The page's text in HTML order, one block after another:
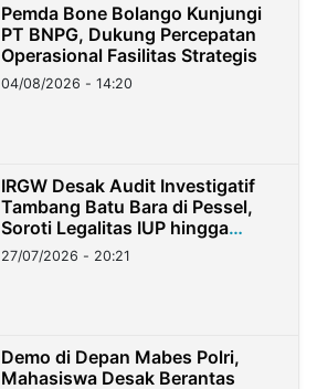
Pemda Bone Bolango Kunjungi
PT BNPG, Dukung Percepatan
Operasional Fasilitas Strategis
04/08/2026 - 14:20
IRGW Desak Audit Investigatif
Tambang Batu Bara di Pessel,
Soroti Legalitas IUP hingga
Stockpile
27/07/2026 - 20:21
Demo di Depan Mabes Polri,
Mahasiswa Desak Berantas